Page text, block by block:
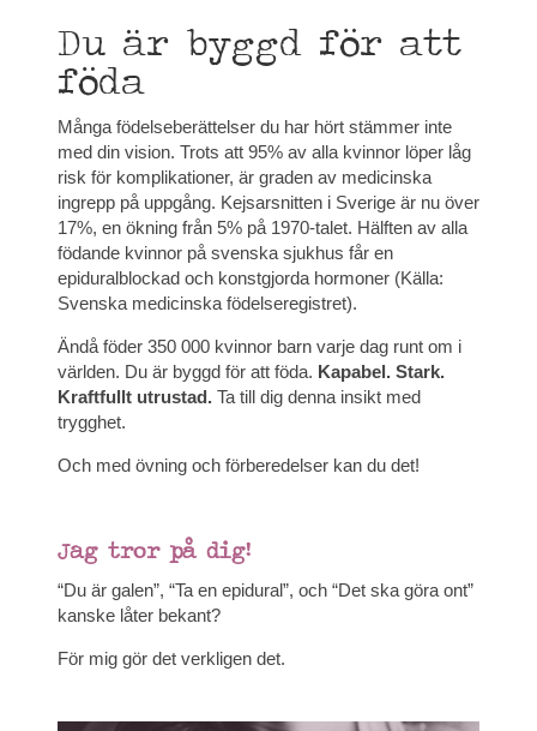
Du är byggd för att
föda
Många födelseberättelser du har hört stämmer inte
med din vision. Trots att 95% av alla kvinnor löper låg
risk för komplikationer, är graden av medicinska
ingrepp på uppgång. Kejsarsnitten i Sverige är nu över
17%, en ökning från 5% på 1970-talet. Hälften av alla
födande kvinnor på svenska sjukhus får en
epiduralblockad och konstgjorda hormoner (Källa:
Svenska medicinska födelseregistret).
Ändå föder 350 000 kvinnor barn varje dag runt om i
världen. Du är byggd för att föda. Kapabel. Stark.
Kraftfullt utrustad.Ta till dig denna insikt med
trygghet.
Och med övning och förberedelser kan du det!
Jag tror på dig!
“Du är galen”, “Ta en epidural”, och “Det ska göra ont”
kanske låter bekant?
För mig gör det verkligen det.